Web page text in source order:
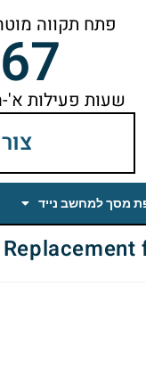
פתח תקווה מוטה גור 5 קומה ראשונה ימינה
שעות פעילות א'-ה' 10.00 עד 18.00 הפסקת צהריים
מסך למחשב נייד